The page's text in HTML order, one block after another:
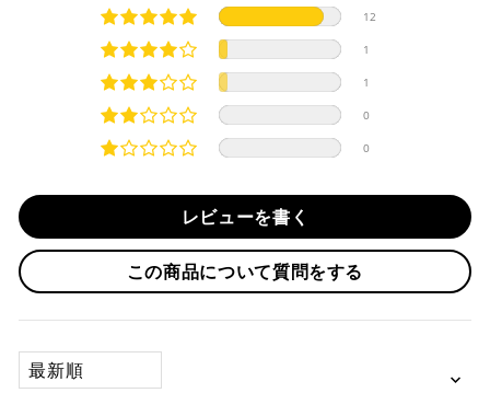
上記クレジットカードをご利用頂けます。
分割払い、リボ払い、3Dセキュア対応カードをご利用の
際は、『クレジットカード決済(3Dセキュア) - SBPS』を
ご選択ください。
対応支払回数について以下の通りです。
・分割払い (3,5,6,10,12,15,18,20,24回)
※ 分割払い、リボ払いは決済金額が税込10,000円以上の
場合のみご利用いただけます。
※ American Expressでの分割払いのご利用には、事前
す。
※ Diners Clubは分割払い非対応のため、一括払い・リ
ご希望商品の在庫状況により異なります。 詳しくは該当商品
選択後に表示される納期をご確認ください。
国内在庫ありの場合
・平日16時までのご注文、お支払い完了で即日発送いたしま
・前払い決済（銀行振込等）の場合、15時までに弊社でのご
入金確認が完了いたしましたら即日発送いたします。
・お取り寄せ商品等を一緒にご注文の場合は、基本的にはお
取り寄せ商品が揃ってからの発送になります。別で発送をご
お取り寄せの場合
12
1
1
0
0
レビューを書く
この商品について質問をする